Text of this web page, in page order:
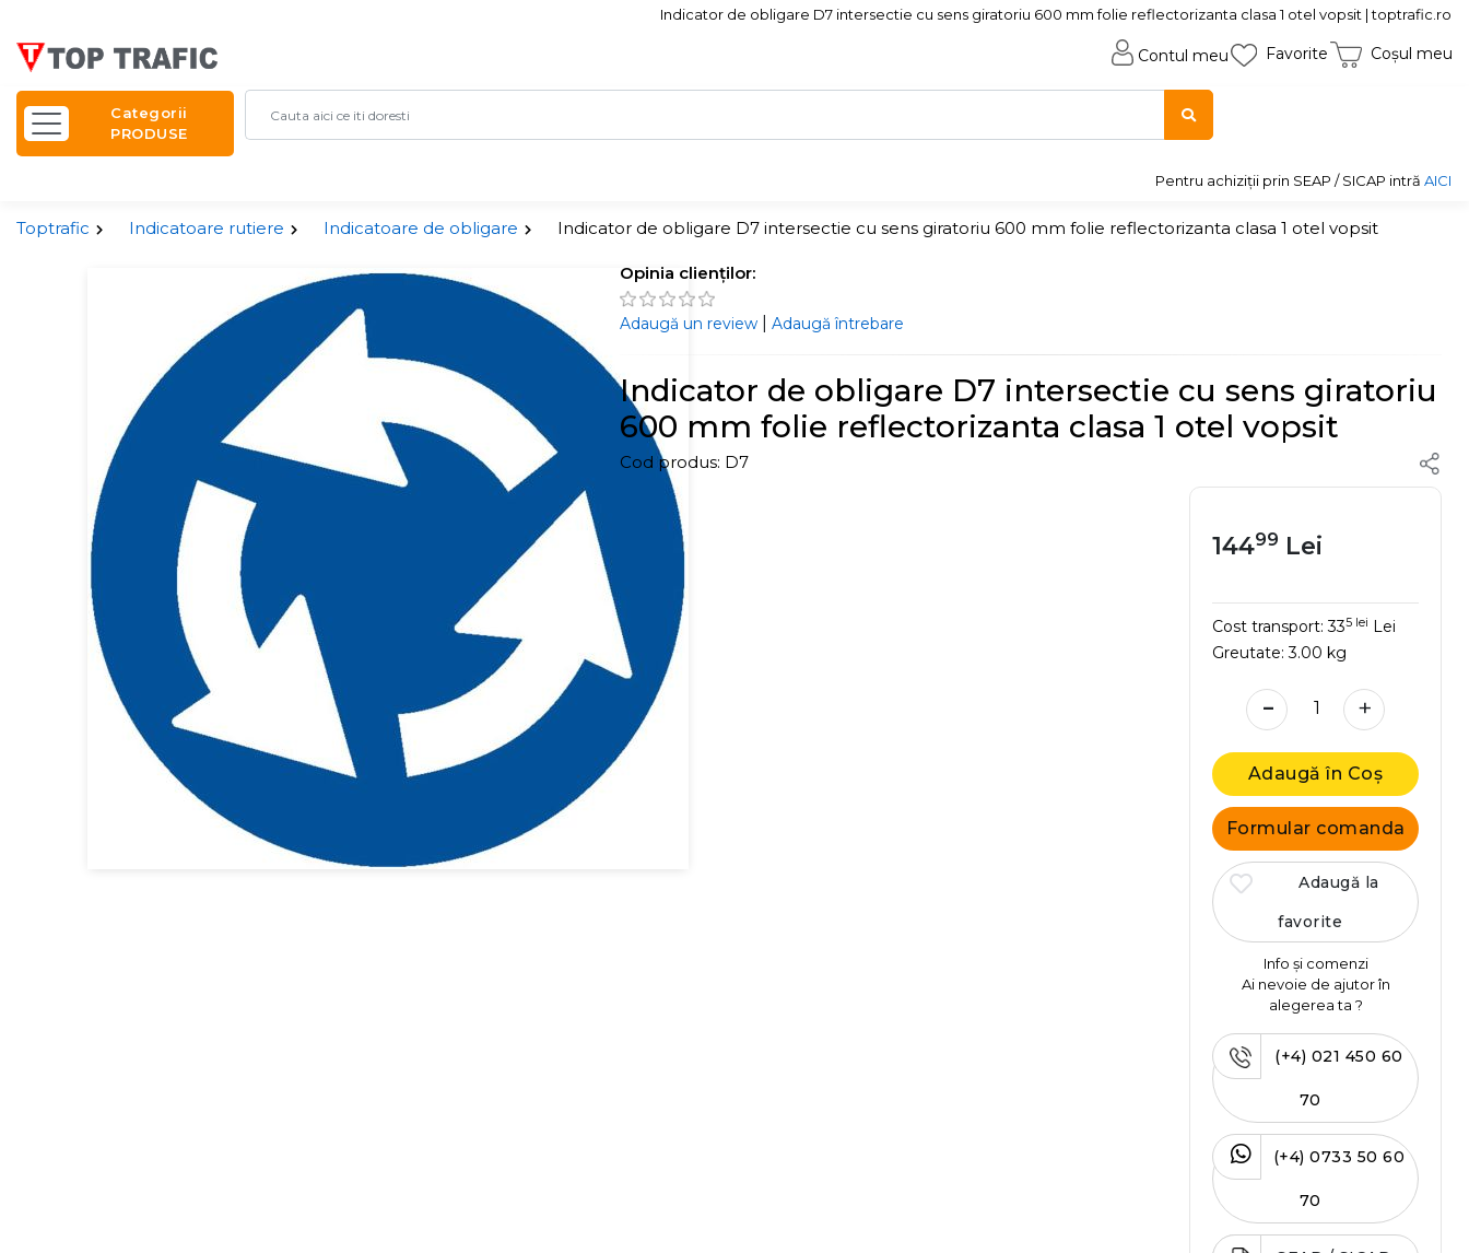
Indicator de obligare D7 intersectie cu sens giratoriu 600 mm folie reflectorizanta clasa 1 otel vopsit | toptrafic.ro
Contul meu Favorite Coșul meu
Categorii
PRODUSE
Pentru achiziții prin SEAP / SICAP intră AICI
Toptrafic Indicatoare rutiere Indicatoare de obligare Indicator de obligare D7 intersectie cu sens giratoriu 600 mm folie reflectorizanta clasa 1 otel vopsit
Opinia clienților:
Adaugă un review |Adaugă întrebare
Indicator de obligare D7 intersectie cu sens giratoriu
600 mm folie reflectorizanta clasa 1 otel vopsit
Cod produs: D7
14499 Lei
Cost transport:335 lei Lei
Greutate:3.00 kg
- +
Adaugă în Coș
Formular comanda
Adaugă la
favorite
Info și comenzi
Ai nevoie de ajutor în
alegerea ta ?
(+4) 021 450 60
70
(+4) 0733 50 60
70